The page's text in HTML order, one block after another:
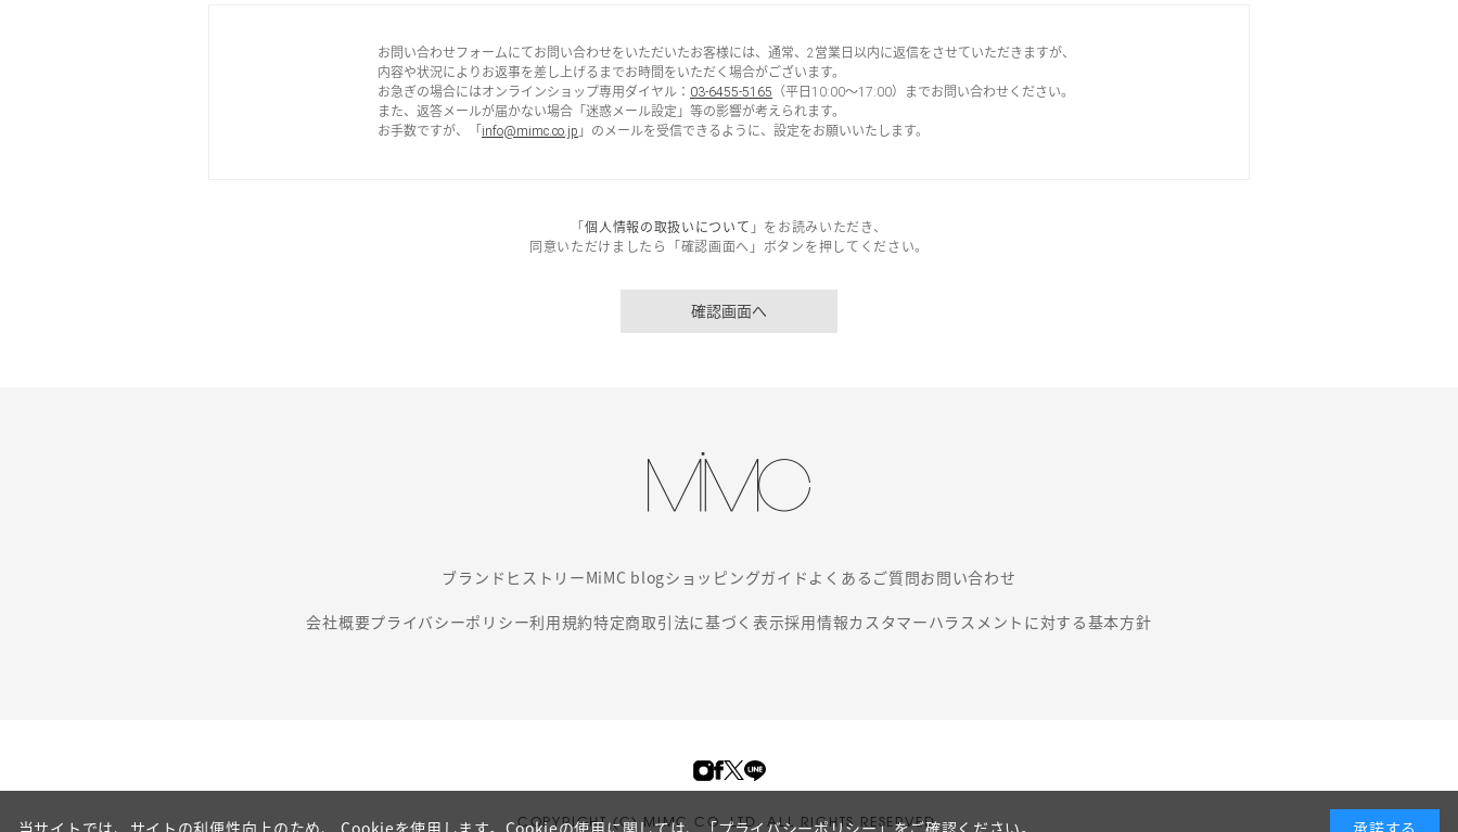
お問い合わせフォームにてお問い合わせをいただいたお客様には、通常、2営業日以内に返信をさせていただきますが、
内容や状況によりお返事を差し上げるまでお時間をいただく場合がございます。
お急ぎの場合にはオンラインショップ専用ダイヤル： 03-6455-5165 （平日10:00～17:00）までお問い合わせください。
また、返答メールが届かない場合「迷惑メール設定」等の影響が考えられます。
お手数ですが、「 info@mimc.co.jp 」のメールを受信できるように、設定をお願いいたします。
「個人情報の取扱いについて 」をお読みいただき、
同意いただけましたら「確認画面へ」ボタンを押してください。
ブランド ヒストリーMiMC blogショッピングガイド よくあるご質問お問い合わせ
会社概要プライバシーポリシー利用規約特定商取引法に基づく表示採用情報カスタマーハラスメントに対する基本方針
COPYRIGHT (C) MIMC CO. LTD. ALL RIGHTS RESERVED.